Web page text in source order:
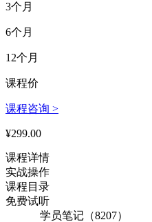
167****5528 刚刚购买了该课程
166****3671 刚刚购买了该课程
141****6370 刚刚购买了该课程
143****2880 刚刚购买了该课程
196****4619 刚刚购买了该课程
163****5930 刚刚购买了该课程
195****5737 刚刚购买了该课程
174****3078 刚刚购买了该课程
197****2947 刚刚购买了该课程
3个月
6个月
12个月
课程价
课程咨询 >
¥299.00
课程详情
实战操作
课程目录
免费试听
学员笔记（8207）